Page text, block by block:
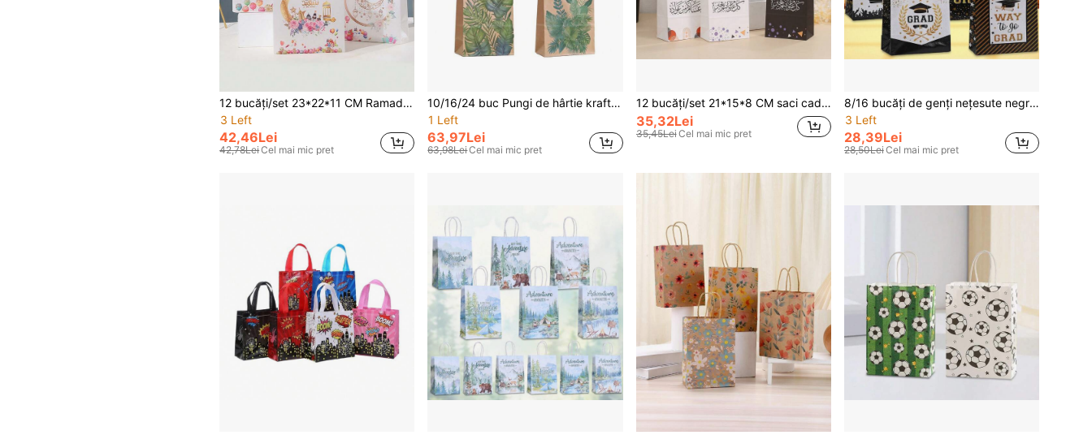
12 bucăți/set 23*22*11 CM Ramadan Crescent Moon & Star Pattern Festival Party Sacoșe de cadou din țesătură nețesă impermeabilă
3 Left
42,46Lei
42,78LeiCel mai mic pret
10/16/24 buc Pungi de hârtie kraft seria florală, Pungi minimaliste cu imprimeu de frunze în stil pictat, Pungi de cadou personalizate, Cadouri de sărbători, Ambalaje de festival, Sărbători clasice, Pungi decorative, Mânere rezistente, Pungi de cadou de înaltă calitate, Pungi de cadou de sărbători, Pungi mici de cadou, Pungi de ziua de naștere
1 Left
63,97Lei
63,98LeiCel mai mic pret
12 bucăți/set 21*15*8 CM saci cadou Eid Mubarak, saci pentru gustări cu bomboane pentru prăjituri, petrecere tematică Ramadan Ramadan, eveniment Eid Al-Fitr
35,32Lei
35,45LeiCel mai mic pret
8/16 bucăți de genți nețesute negre și aurii pentru absolvire, imprimate cu model de șepci de absolvire, pungi de ambalare cadou pentru sărbătoarea absolvirii, cadouri de petrecere, evenimente în campus, întâlniri cu colegii de clasă, depozitare a rechizitelor de absolvire
3 Left
28,39Lei
28,50LeiCel mai mic pret